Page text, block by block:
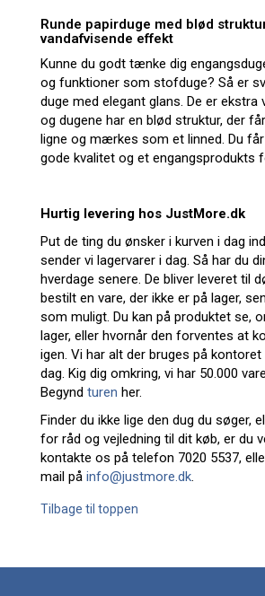
Runde papirduge med blød
vandafvisende effekt
Kunne du godt tænke dig
og funktioner som stofduge? Så er
duge med elegant glans. De er ekstra
og dugene har en blød struktur, der
ligne og mærkes som et linned. Du
gode kvalitet og et engangsprodukts
Hurtig levering hos JustMore.dk
Put de ting du ønsker i kurven i dag
sender vi lagervarer i dag. Så har du
hverdage senere. De bliver leveret til
bestilt en vare, der ikke er på lager,
som muligt. Du kan på produktet se,
lager, eller hvornår den forventes at
igen. Vi har alt der bruges på
dag. Kig dig omkring, vi har 50.000
Begynd turen her.
Finder du ikke lige den dug du søger,
for råd og vejledning til dit køb, er du
kontakte os på telefon 7020 5537,
mail på info@justmore.dk.
Tilbage til toppen